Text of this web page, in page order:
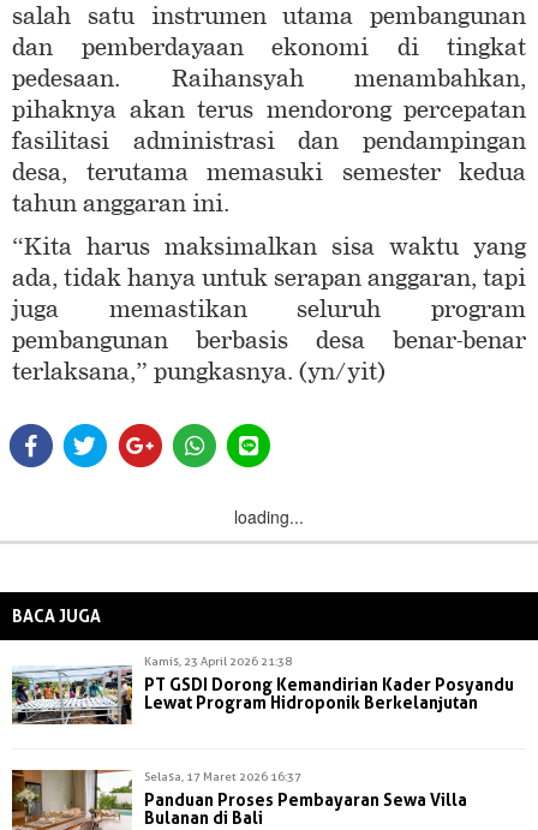
salah satu instrumen utama pembangunan
dan pemberdayaan ekonomi di tingkat
pedesaan. Raihansyah menambahkan,
pihaknya akan terus mendorong percepatan
fasilitasi administrasi dan pendampingan
desa, terutama memasuki semester kedua
tahun anggaran ini.
“Kita harus maksimalkan sisa waktu yang
ada, tidak hanya untuk serapan anggaran, tapi
juga memastikan seluruh program
pembangunan berbasis desa benar-benar
terlaksana,” pungkasnya. (yn/yit)
loading...
BACA JUGA
Kamis, 23 April 2026 21:38
PT GSDI Dorong Kemandirian Kader Posyandu
Lewat Program Hidroponik Berkelanjutan
Selasa, 17 Maret 2026 16:37
Panduan Proses Pembayaran Sewa Villa
Bulanan di Bali